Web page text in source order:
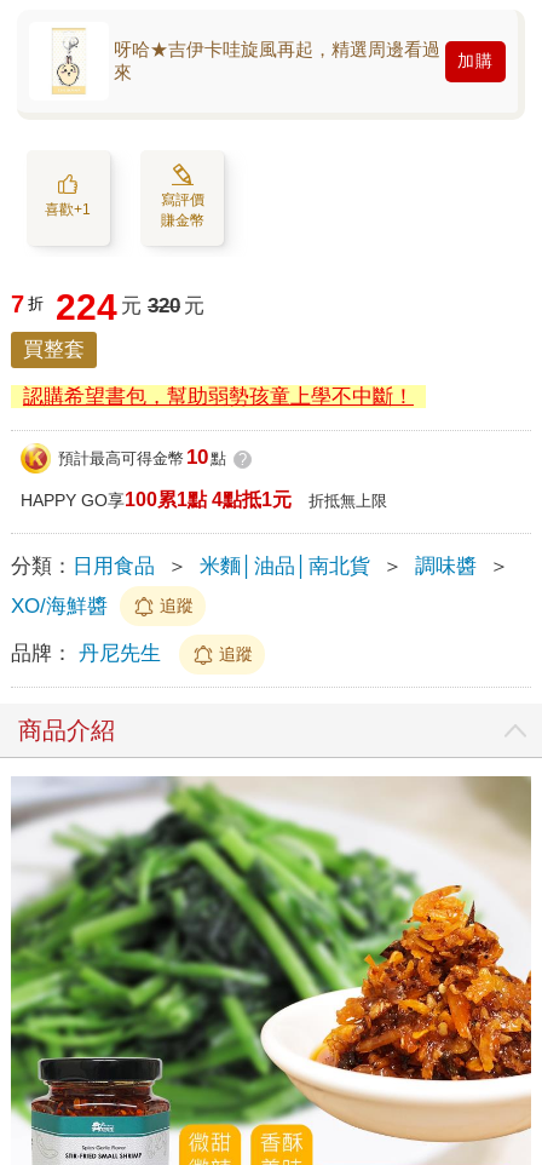
呀哈★吉伊卡哇旋風再起，精選周邊看過
來
加購
喜歡+1
寫評價
賺金幣
7 折 224 元 320 元
買整套
認購希望書包，幫助弱勢孩童上學不中斷！
預計最高可得金幣 10點 ?
HAPPY GO享100累1點 4點抵1元 折抵無上限
分類： 日用食品 ＞ 米麵│油品│南北貨 ＞ 調味醬
＞
XO/海鮮醬
追蹤
品牌： 丹尼先生 追蹤
商品介紹